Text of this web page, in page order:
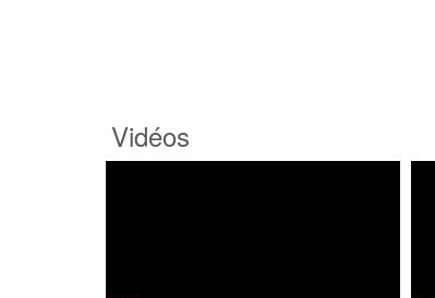
Vidéos